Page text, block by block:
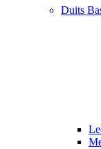
Duits